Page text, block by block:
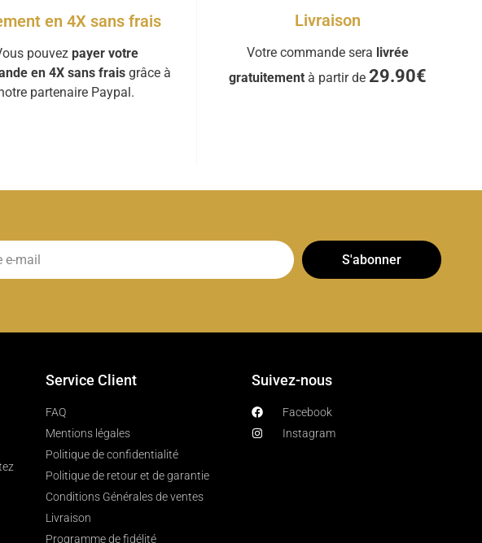
en 4X sans frais
pouvez payer votre
en 4X sans fraisgrâce à
partenaire Paypal.
Livraison
Votre commande sera livrée
gratuitementà partir de 29.90€
S'abonner
Service Client
FAQ
Mentions légales
Politique de confidentialité
Politique de retour et de garantie
Conditions Générales de ventes
Livraison
Programme de fidélité
Suivez-nous
Facebook
Instagram